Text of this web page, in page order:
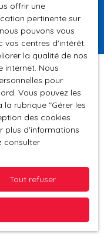
Créer une alerte
offrir une
pertinente sur
pouvons vous
vos centres d'intérêt.
la qualité de nos
internet. Nous
pour
Vous pouvez les
rubrique ″Gérer les
des cookies
plus d'informations
consulter
Tout refuser